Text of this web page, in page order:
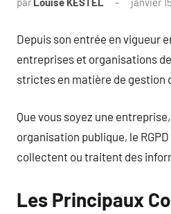
Depuis son entrée en vigueur
entreprises et organisations
strictes en matière de gestion
Que vous soyez une
organisation publique, le
collectent ou traitent des
Les Principaux